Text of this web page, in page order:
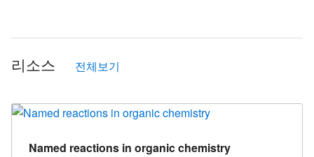
리소스 전체보기
Named reactions in organic chemistry